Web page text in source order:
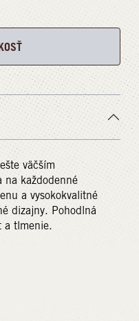
väčším
na každodenné
a vysokokvalitné
dizajny. Pohodlná
a tlmenie.